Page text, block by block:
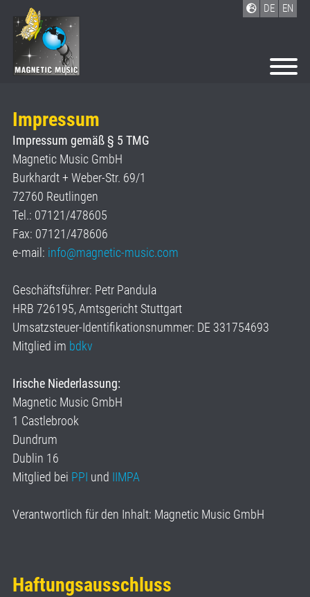
DE EN
Impressum
Impressum gemäß § 5 TMG
Magnetic Music GmbH
Burkhardt + Weber-Str. 69/1
72760 Reutlingen
Tel.: 07121/478605
Fax: 07121/478606
e-mail: info@magnetic-music.com
Geschäftsführer: Petr Pandula
HRB 726195, Amtsgericht Stuttgart
Umsatzsteuer-Identifikationsnummer: DE 331754693
Mitglied im bdkv
Irische Niederlassung:
Magnetic Music GmbH
1 Castlebrook
Dundrum
Dublin 16
Mitglied bei PPI und IIMPA
Verantwortlich für den Inhalt: Magnetic Music GmbH
Haftungsausschluss